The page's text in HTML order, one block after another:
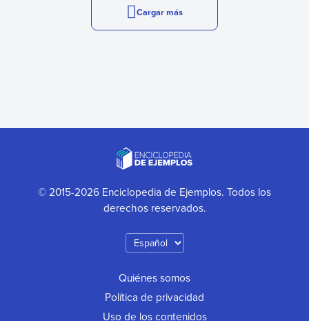
Cargar más
© 2015-2026 Enciclopedia de Ejemplos. Todos los
derechos reservados.
Quiénes somos
Política de privacidad
Uso de los contenidos